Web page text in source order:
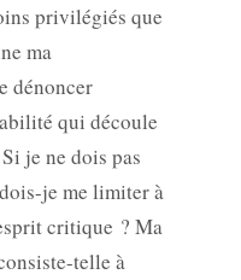
privilégiés que
ma
dénoncer
qui découle
je ne dois pas
je me limiter à
critique ? Ma
telle à